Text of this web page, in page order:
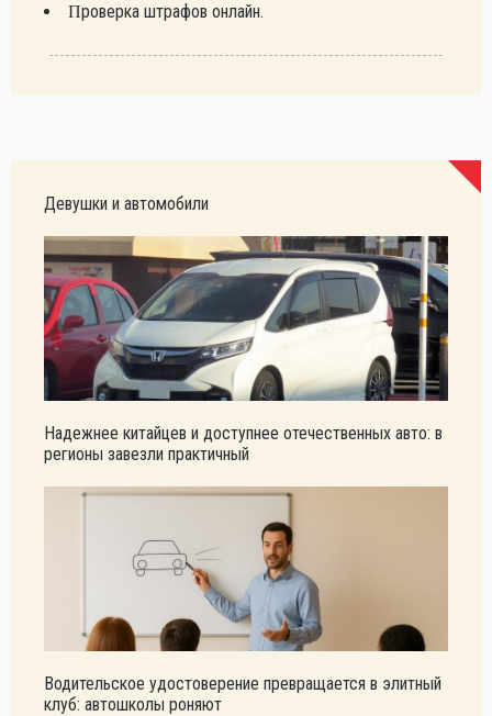
Проверка штрафов онлайн.
Девушки и автомобили
Надежнее китайцев и доступнее отечественных авто: в
регионы завезли практичный
Водительское удостоверение превращается в элитный
клуб: автошколы роняют